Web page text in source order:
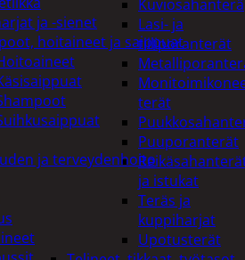
Kuviosahanterä
Lasi- ja
tiiliporanterät
terät
Puuporanterät
ja istukat
Teräs ja
kuppiharjat
Upotusterät
ja -sienet
hoitaineet ja saippuat
ja terveydenhoito